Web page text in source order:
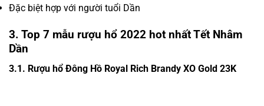
Đặc biệt hợp với người tuổi Dần
3. Top 7 mẫu rượu hổ 2022 hot nhất Tết Nhâm
Dần
3.1. Rượu hổ Đông Hồ Royal Rich Brandy XO Gold 23K